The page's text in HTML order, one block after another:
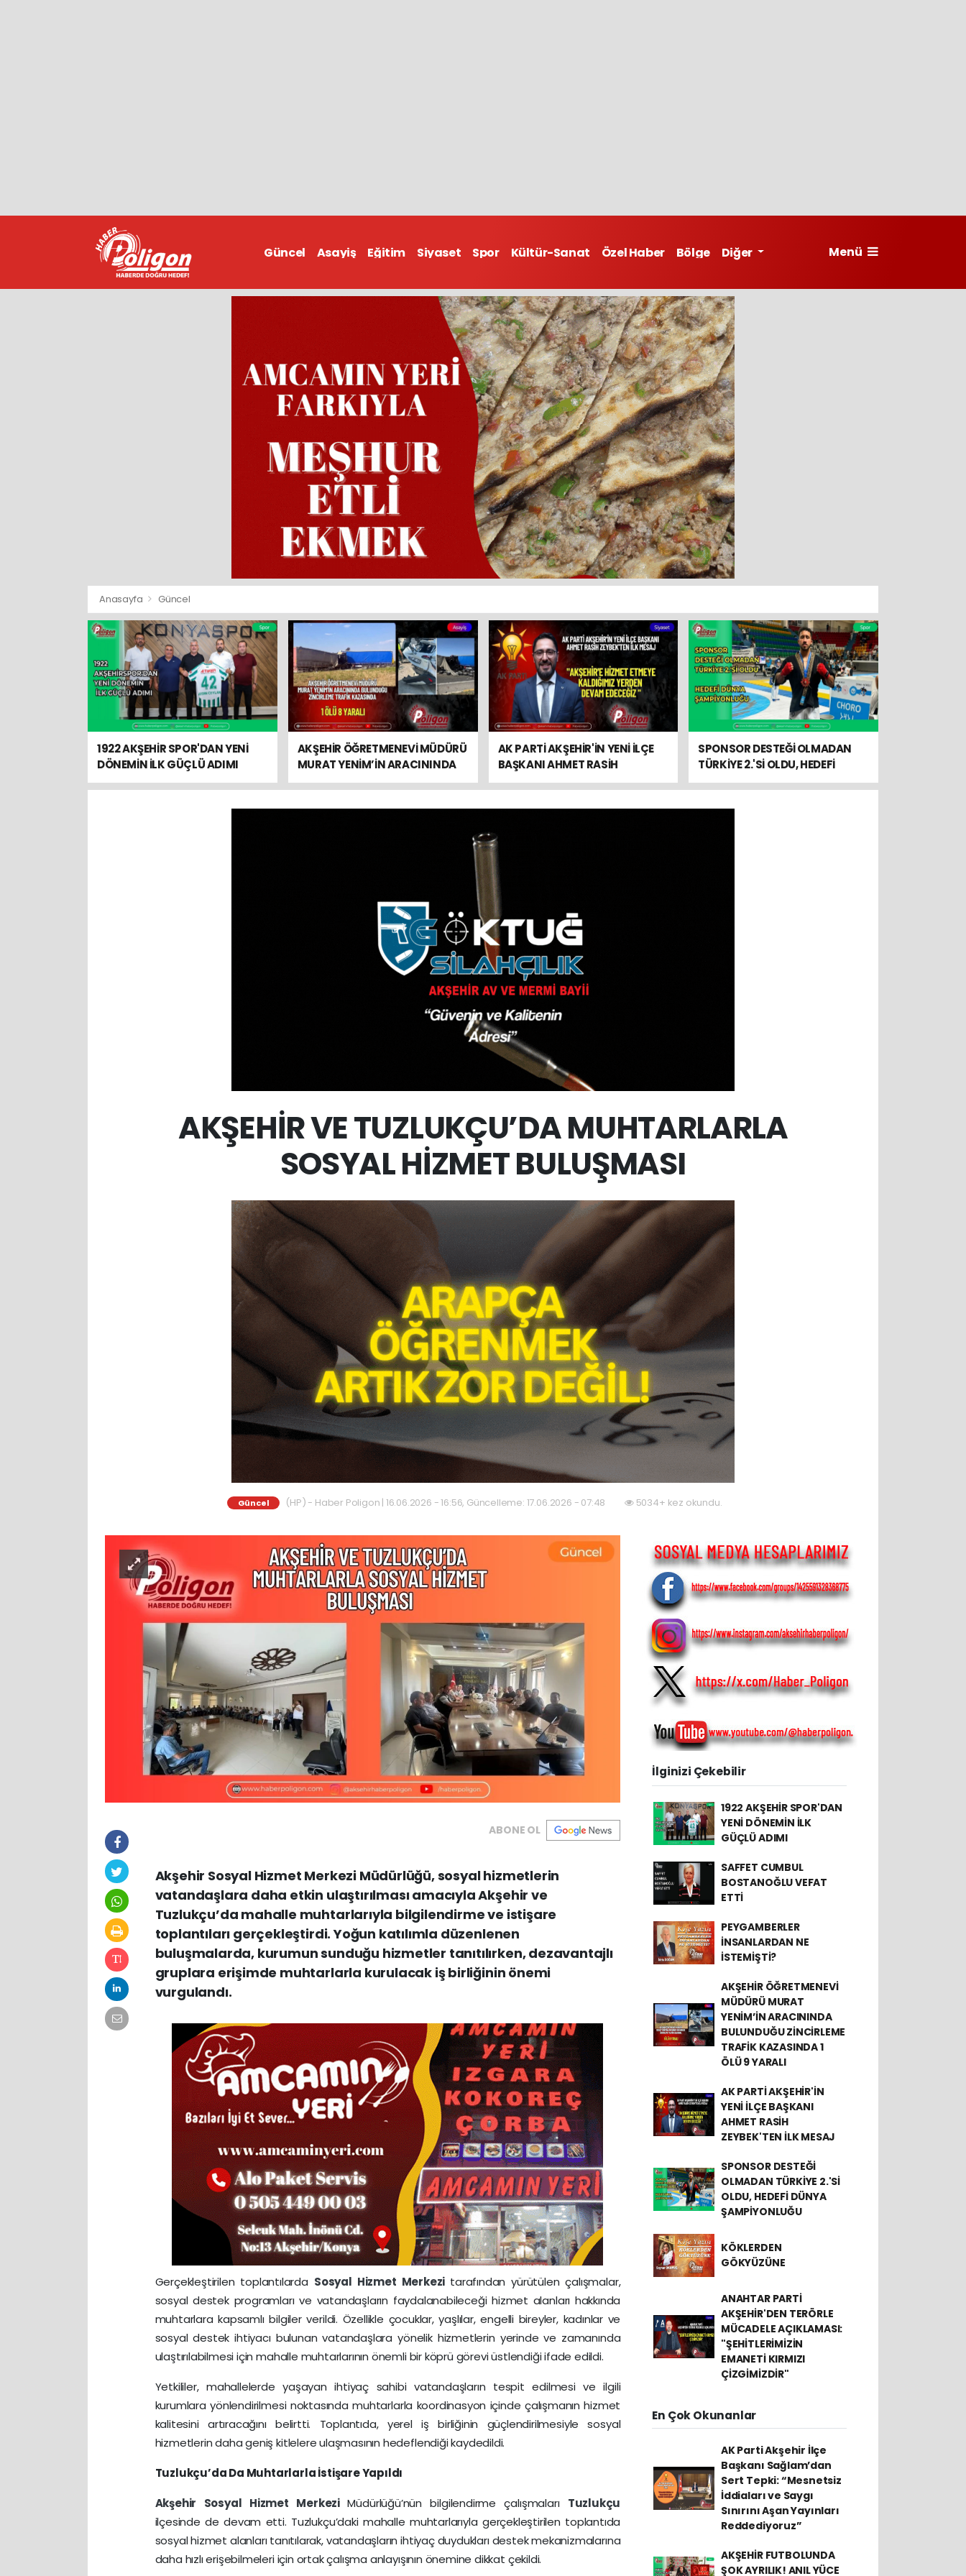
Güncel Asayiş Eğitim Siyaset Spor Kültür-Sanat Özel Haber Bölge Diğer Menü
Anasayfa Güncel
1922 AKŞEHİR SPOR'DAN YENİ
DÖNEMİN İLK GÜÇLÜ ADIMI
AKŞEHİR ÖĞRETMENEVİ MÜDÜRÜ
MURAT YENİM’İN ARACININDA
BULUNDUĞU ZİNCİRLEME TRAFİK
AK PARTİ AKŞEHİR'İN YENİ İLÇE
BAŞKANI AHMET RASİH
ZEYBEK'TEN İLK MESAJ
SPONSOR DESTEĞİ OLMADAN
TÜRKİYE 2.'Sİ OLDU, HEDEFİ
DÜNYA ŞAMPİYONLUĞU
AKŞEHİR VE TUZLUKÇU’DA MUHTARLARLA
SOSYAL HİZMET BULUŞMASI
Güncel (HP) - Haber Poligon | 16.06.2026 - 16:56, Güncelleme: 17.06.2026 - 07:48 5034+ kez okundu.
ABONE OL
Akşehir Sosyal Hizmet Merkezi Müdürlüğü, sosyal hizmetlerin
vatandaşlara daha etkin ulaştırılması amacıyla Akşehir ve
Tuzlukçu’da mahalle muhtarlarıyla bilgilendirme ve istişare
toplantıları gerçekleştirdi. Yoğun katılımla düzenlenen
buluşmalarda, kurumun sunduğu hizmetler tanıtılırken, dezavantajlı
gruplara erişimde muhtarlarla kurulacak iş birliğinin önemi
vurgulandı.
Gerçekleştirilen toplantılarda Sosyal Hizmet Merkezi tarafından yürütülen çalışmalar,
sosyal destek programları ve vatandaşların faydalanabileceği hizmet alanları hakkında
muhtarlara kapsamlı bilgiler verildi. Özellikle çocuklar, yaşlılar, engelli bireyler, kadınlar ve
sosyal destek ihtiyacı bulunan vatandaşlara yönelik hizmetlerin yerinde ve zamanında
ulaştırılabilmesi için mahalle muhtarlarının önemli bir köprü görevi üstlendiği ifade edildi.
Yetkililer, mahallelerde yaşayan ihtiyaç sahibi vatandaşların tespit edilmesi ve ilgili
kurumlara yönlendirilmesi noktasında muhtarlarla koordinasyon içinde çalışmanın hizmet
kalitesini artıracağını belirtti. Toplantıda, yerel iş birliğinin güçlendirilmesiyle sosyal
hizmetlerin daha geniş kitlelere ulaşmasının hedeflendiği kaydedildi.
Tuzlukçu’da Da Muhtarlarla İstişare Yapıldı
Akşehir Sosyal Hizmet MerkeziMüdürlüğü’nün bilgilendirme çalışmaları Tuzlukçu
ilçesinde de devam etti. Tuzlukçu’daki mahalle muhtarlarıyla gerçekleştirilen toplantıda
sosyal hizmet alanları tanıtılarak, vatandaşların ihtiyaç duydukları destek mekanizmalarına
daha hızlı erişebilmeleri için ortak çalışma anlayışının önemine dikkat çekildi.
İlginizi Çekebilir
1922 AKŞEHİR SPOR'DAN
YENİ DÖNEMİN İLK
GÜÇLÜ ADIMI
SAFFET CUMBUL
BOSTANOĞLU VEFAT
ETTİ
PEYGAMBERLER
İNSANLARDAN NE
İSTEMİŞTİ?
AKŞEHİR ÖĞRETMENEVİ
MÜDÜRÜ MURAT
YENİM’İN ARACININDA
BULUNDUĞU ZİNCİRLEME
TRAFİK KAZASINDA 1
ÖLÜ 9 YARALI
AK PARTİ AKŞEHİR'İN
YENİ İLÇE BAŞKANI
AHMET RASİH
ZEYBEK'TEN İLK MESAJ
SPONSOR DESTEĞİ
OLMADAN TÜRKİYE 2.'Sİ
OLDU, HEDEFİ DÜNYA
ŞAMPİYONLUĞU
KÖKLERDEN
GÖKYÜZÜNE
ANAHTAR PARTİ
AKŞEHİR'DEN TERÖRLE
MÜCADELE AÇIKLAMASI:
"ŞEHİTLERİMİZİN
EMANETİ KIRMIZI
ÇİZGİMİZDİR"
En Çok Okunanlar
AK Parti Akşehir İlçe
Başkanı Sağlam’dan
Sert Tepki: “Mesnetsiz
İddiaları ve Saygı
Sınırını Aşan Yayınları
Reddediyoruz”
AKŞEHİR FUTBOLUNDA
ŞOK AYRILIK! ANIL YÜCE